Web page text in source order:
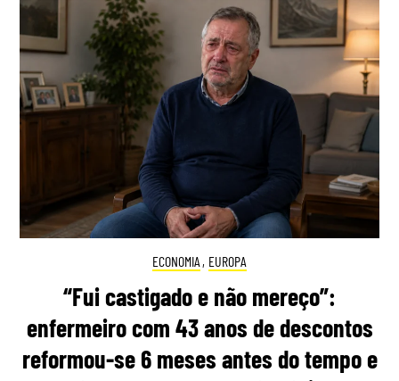
ECONOMIA , EUROPA
“Fui castigado e não mereço”:
enfermeiro com 43 anos de descontos
reformou-se 6 meses antes do tempo e